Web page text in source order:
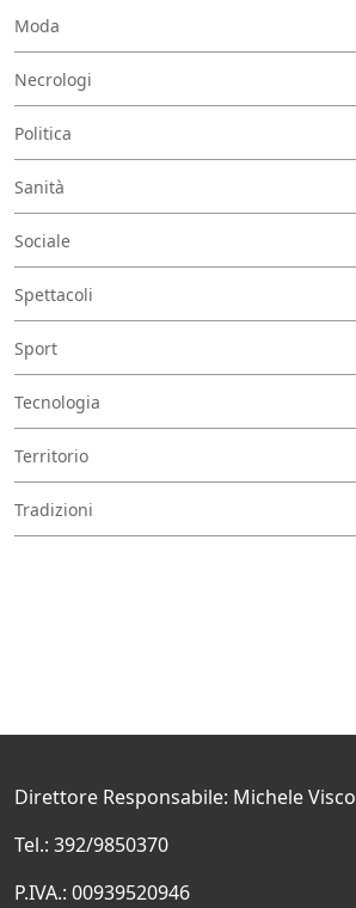
Moda
Necrologi
Politica
Sanità
Sociale
Spettacoli
Sport
Tecnologia
Territorio
Tradizioni
Direttore Responsabile: Michele Visco
Tel.: 392/9850370
P.IVA.: 00939520946